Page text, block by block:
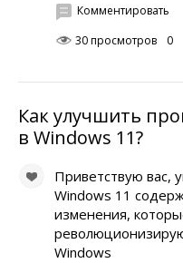
Комментировать
30 просмотров
0
Как улучшить
в Windows 11?
Приветствую вас,
Windows 11
изменения,
Windows